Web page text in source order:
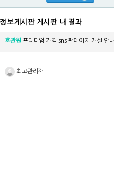
정보게시판 게시판 내 결과
호관원 프리미엄 가격 sns 팬페이지 개설 안내
최고관리자